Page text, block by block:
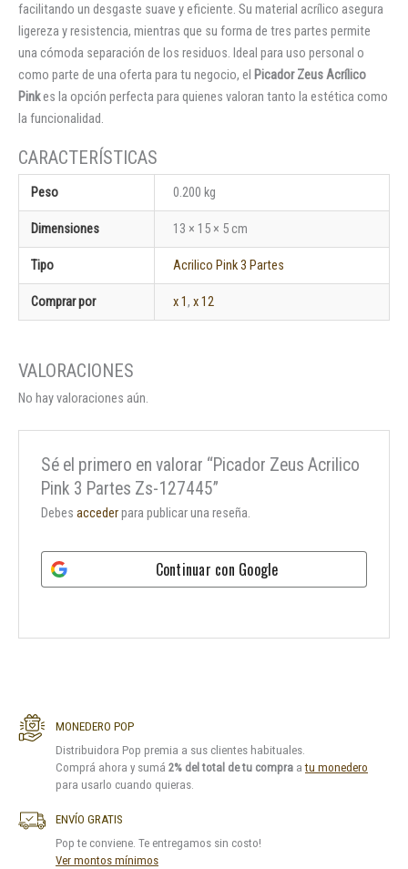
facilitando un desgaste suave y eficiente. Su material acrílico asegura
ligereza y resistencia, mientras que su forma de tres partes permite
una cómoda separación de los residuos. Ideal para uso personal o
como parte de una oferta para tu negocio, el Picador Zeus Acrílico
Pinkes la opción perfecta para quienes valoran tanto la estética como
la funcionalidad.
Peso 0.200 kg
Dimensiones 13 × 15 × 5 cm
Tipo Acrilico Pink 3 Partes
Comprar por x 1, x 12
No hay valoraciones aún.
Sé el primero en valorar “Picador Zeus Acrilico
Pink 3 Partes Zs-127445”
Debesaccederpara publicar una reseña.
Continuar con Google
MONEDERO POP
Distribuidora Pop premia a sus clientes habituales.
Comprá ahora y sumá 2% del total de tu compra atu monedero
para usarlo cuando quieras.
ENVÍO GRATIS
Pop te conviene. Te entregamos sin costo!
Ver montos mínimos